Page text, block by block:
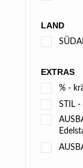
LAND
EXTRAS
% -
STIL